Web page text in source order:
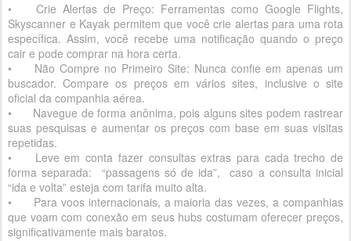
•
Crie Alertas de Preço: Ferramentas como Google Flights,
Skyscanner e Kayak permitem que você crie alertas para uma rota
específica. Assim, você recebe uma notificação quando o preço
cair e pode comprar na hora certa.
•
Não Compre no Primeiro Site: Nunca confie em apenas um
buscador. Compare os preços em vários sites, inclusive o site
oficial da companhia aérea.
•
Navegue de forma anônima, pois alguns sites podem rastrear
suas pesquisas e aumentar os preços com base em suas visitas
repetidas.
•
Leve em conta fazer consultas extras para cada trecho de
forma separada: “passagens só de ida”, caso a consulta inicial
“ida e volta” esteja com tarifa muito alta.
•
Para voos internacionais, a maioria das vezes, a companhias
que voam com conexão em seus hubs costumam oferecer preços,
significativamente mais baratos.